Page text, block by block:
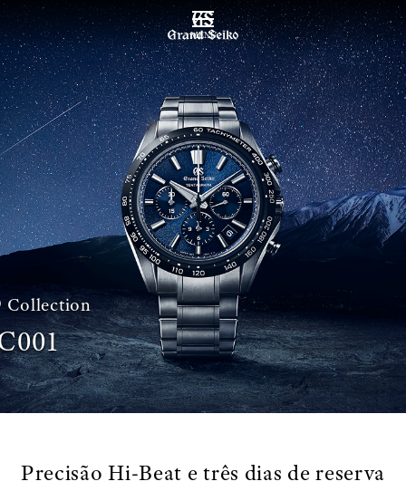
MENU
Collection
Precisão Hi-Beat e três dias de reserva